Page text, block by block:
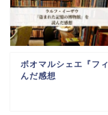
ボオマルシェエ『フ
んだ感想